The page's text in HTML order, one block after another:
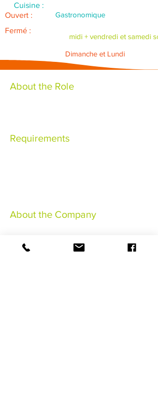
Cuisine :
Gastronomique
Ouvert :
midi + vendredi et samedi
Fermé :
Dimanche et Lundi
About the Role
Requirements
About the Company
Notas legales